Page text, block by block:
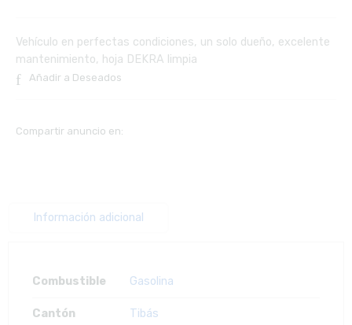
Vehículo en perfectas condiciones, un solo dueño, excelente
mantenimiento, hoja DEKRA limpia
Añadir a Deseados
Compartir anuncio en:
Información adicional
Combustible Gasolina
Cantón Tibás